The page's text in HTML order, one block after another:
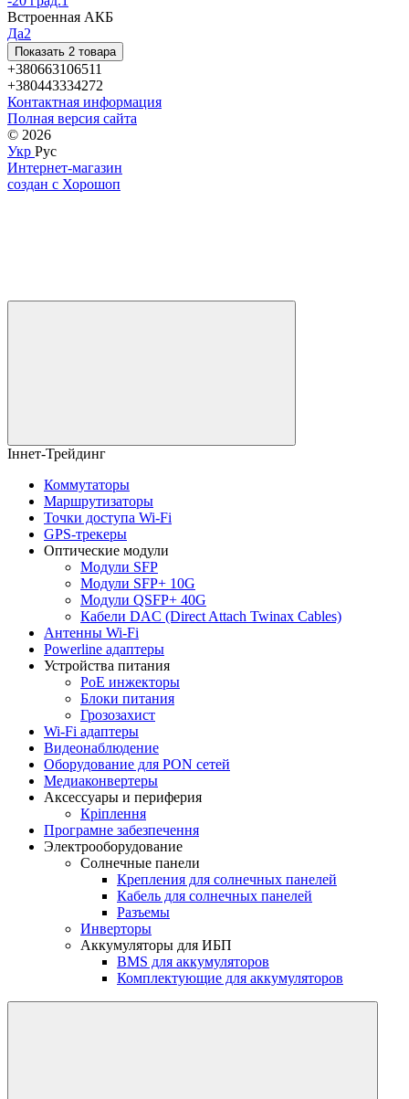
Встроенная АКБ
Да2
Показать 2 товара
+380663106511
+380443334272
Контактная информация
Полная версия сайта
© 2026
Укр Рус
Интернет-магазин
создан с Хорошоп
Іннет-Трейдинг
Коммутаторы
Маршрутизаторы
Точки доступа Wi-Fi
GPS-трекеры
Оптические модули
Модули SFP
Модули SFP+ 10G
Модули QSFP+ 40G
Кабели DAC (Direct Attach Twinax Cables)
Антенны Wi-Fi
Powerline адаптеры
Устройства питания
PoE инжекторы
Блоки питания
Грозозахист
Wi-Fi адаптеры
Видеонаблюдение
Оборудование для PON сетей
Медиаконвертеры
Аксессуары и периферия
Кріплення
Програмне забезпечення
Электрооборудование
Солнечные панели
Крепления для солнечных панелей
Кабель для солнечных панелей
Разъемы
Инверторы
Аккумуляторы для ИБП
BMS для аккумуляторов
Комплектующие для аккумуляторов